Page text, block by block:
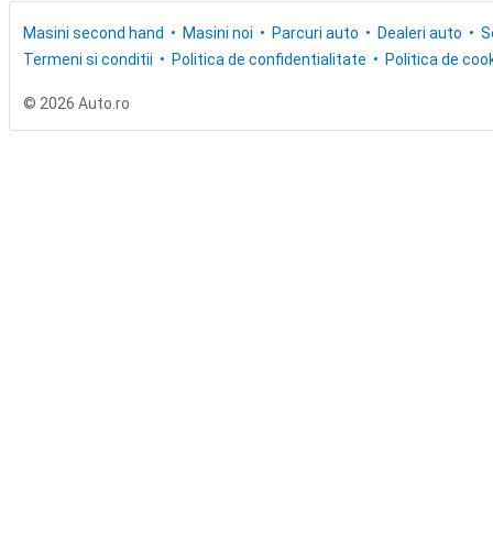
Masini second hand Masini noi Parcuri auto Dealeri auto
Termeni si conditii
Politica de confidentialitate Politica de
© 2026 Auto.ro